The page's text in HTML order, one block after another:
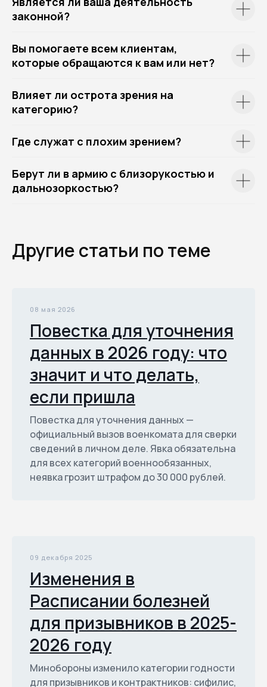
законной?
Вы помогаете всем клиентам,
которые обращаются к вам или нет?
Влияет ли острота зрения на
категорию?
Где служат с плохим зрением?
Берут ли в армию с близорукостью и
дальнозоркостью?
Другие статьи по теме
08 мая 2026
Повестка для уточнения
данных в 2026 году: что
значит и что делать,
если пришла
Повестка для уточнения данных —
официальный вызов военкомата для сверки
сведений в личном деле. Явка обязательна
для всех категорий военнообязанных,
неявка грозит штрафом до 30 000 рублей.
09 декабря 2025
Изменения в
Расписании болезней
для призывников в 2025-
2026 году
Минобороны изменило категории годности
для призывников и контрактников: сифилис,